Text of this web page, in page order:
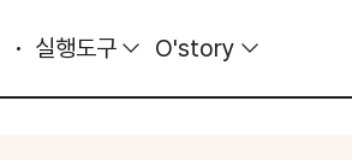
실행도구 O'story